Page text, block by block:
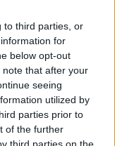
to third parties, or
for
below opt-out
that after your
seeing
utilized by
parties prior to
of the further
Tο τρίτο
του
με την